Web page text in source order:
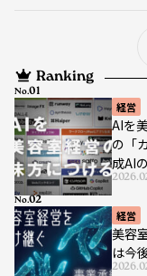
Ranking
経営
AIを
の「
成AI
No.
経営
美容
は今
No.